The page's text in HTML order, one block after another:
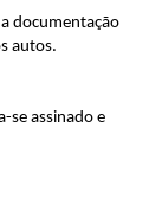
documentação
autos.
se assinado e